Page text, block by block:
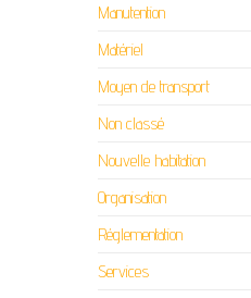
Manutention
Matériel
Moyen de transport
Non classé
Nouvelle habitation
Organisation
Réglementation
Services